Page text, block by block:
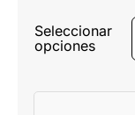
Seleccionar
opciones